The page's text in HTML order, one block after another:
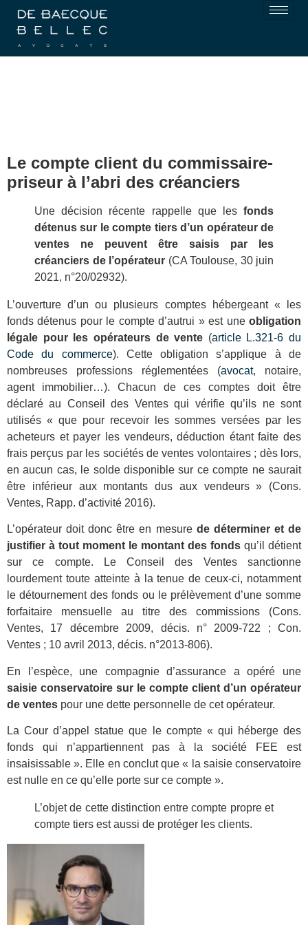
Le compte client du commissaire-
priseur à l’abri des créanciers
Une décision récente rappelle que les fonds
détenus sur le compte tiers d’un opérateur de
ventes ne peuvent être saisis par les
créanciers de l’opérateur (CA Toulouse, 30 juin
2021, n°20/02932).
L’ouverture d’un ou plusieurs comptes hébergeant « les
fonds détenus pour le compte d’autrui » est une obligation
légale pour les opérateurs de vente (article L.321-6 du
Code du commerce). Cette obligation s’applique à de
nombreuses professions réglementées (avocat, notaire,
agent immobilier…). Chacun de ces comptes doit être
déclaré au Conseil des Ventes qui vérifie qu’ils ne sont
utilisés « que pour recevoir les sommes versées par les
acheteurs et payer les vendeurs, déduction étant faite des
frais perçus par les sociétés de ventes volontaires ; dès lors,
en aucun cas, le solde disponible sur ce compte ne saurait
être inférieur aux montants dus aux vendeurs » (Cons.
Ventes, Rapp. d’activité 2016).
L’opérateur doit donc être en mesure de déterminer et de
justifier à tout moment le montant des fonds qu’il détient
sur ce compte. Le Conseil des Ventes sanctionne
lourdement toute atteinte à la tenue de ceux-ci, notamment
le détournement des fonds ou le prélèvement d’une somme
forfaitaire mensuelle au titre des commissions (Cons.
Ventes, 17 décembre 2009, décis. n° 2009-722 ; Con.
Ventes ; 10 avril 2013, décis. n°2013-806).
En l’espèce, une compagnie d’assurance a opéré une
saisie conservatoire sur le compte client d’un opérateur
de ventes pour une dette personnelle de cet opérateur.
La Cour d’appel statue que le compte « qui héberge des
fonds qui n’appartiennent pas à la société FEE est
insaisissable ». Elle en conclut que « la saisie conservatoire
est nulle en ce qu’elle porte sur ce compte ».
L’objet de cette distinction entre compte propre et
compte tiers est aussi de protéger les clients.